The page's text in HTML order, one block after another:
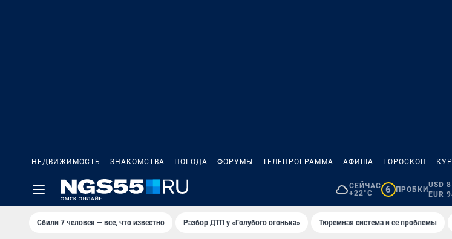
НЕДВИЖИМОСТЬ ЗНАКОМСТВА ПОГОДА ФОРУМЫ ТЕЛЕПРОГРАММА АФИША ГОРОСКОП
СЕЙЧАС
+22°C
6 ПРОБКИ
USD
EUR
Сбили 7 человек — все, что известно Разбор ДТП у «Голубого огонька» Тюремная система и ее проблемы